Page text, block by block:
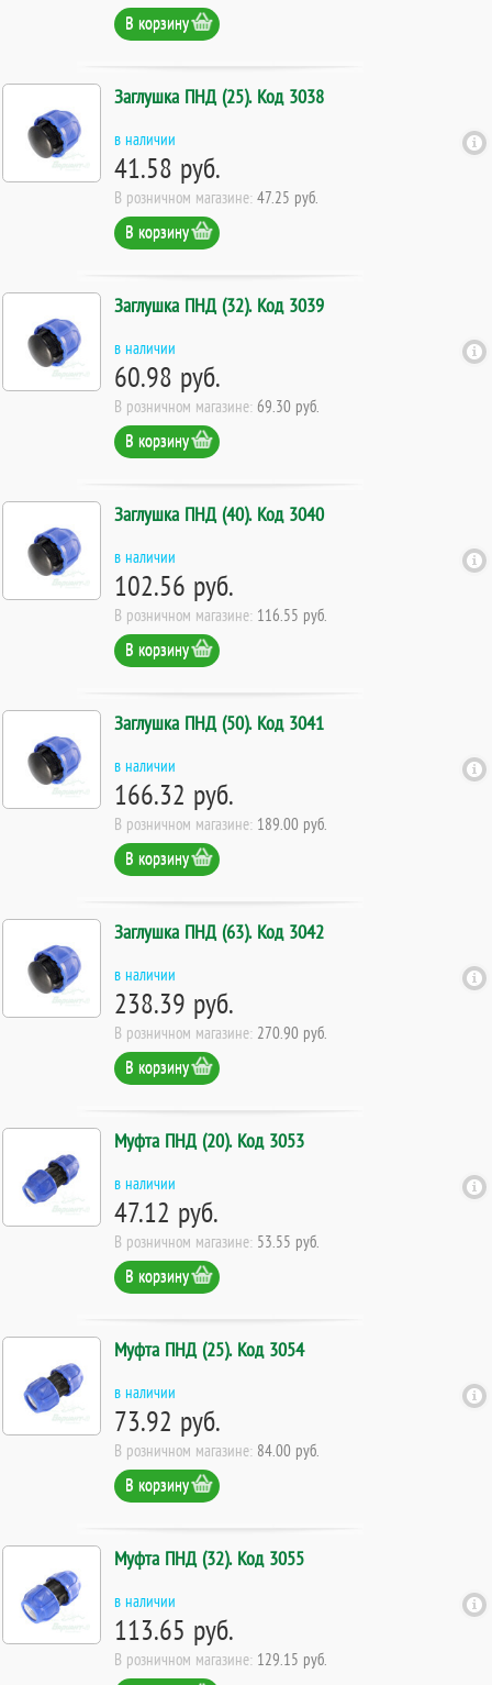
В корзину
Заглушка ПНД (25). Код 3038
в наличии
41.58 руб.
В розничном магазине: 47.25 руб.
В корзину
Заглушка ПНД (32). Код 3039
в наличии
60.98 руб.
В розничном магазине: 69.30 руб.
В корзину
Заглушка ПНД (40). Код 3040
в наличии
102.56 руб.
В розничном магазине: 116.55 руб.
В корзину
Заглушка ПНД (50). Код 3041
в наличии
166.32 руб.
В розничном магазине: 189.00 руб.
В корзину
Заглушка ПНД (63). Код 3042
в наличии
238.39 руб.
В розничном магазине: 270.90 руб.
В корзину
Муфта ПНД (20). Код 3053
в наличии
47.12 руб.
В розничном магазине: 53.55 руб.
В корзину
Муфта ПНД (25). Код 3054
в наличии
73.92 руб.
В розничном магазине: 84.00 руб.
В корзину
Муфта ПНД (32). Код 3055
в наличии
113.65 руб.
В розничном магазине: 129.15 руб.